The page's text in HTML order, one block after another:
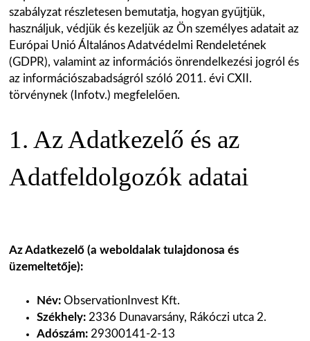
szabályzat részletesen bemutatja, hogyan gyűjtjük,
használjuk, védjük és kezeljük az Ön személyes adatait az
Európai Unió Általános Adatvédelmi Rendeletének
(GDPR), valamint az információs önrendelkezési jogról és
az információszabadságról szóló 2011. évi CXII.
törvénynek (Infotv.) megfelelően.
1. Az Adatkezelő és az
Adatfeldolgozók adatai
Az Adatkezelő (a weboldalak tulajdonosa és
üzemeltetője):
Név:ObservationInvest Kft.
Székhely:2336 Dunavarsány, Rákóczi utca 2.
Adószám:29300141-2-13